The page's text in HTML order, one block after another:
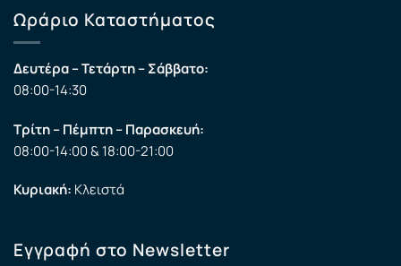
Ωράριο Καταστήματος
Δευτέρα – Τετάρτη – Σάββατο:
08:00-14:30
Τρίτη – Πέμπτη – Παρασκευή:
08:00-14:00 & 18:00-21:00
Κυριακή: Κλειστά
Εγγραφή στο Newsletter